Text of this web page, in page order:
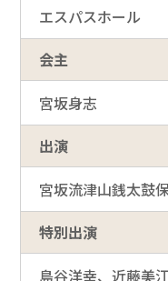
エスパスホール
会主
宮坂身志
出演
宮坂流津山銭太鼓
特別出演
島谷洋幸、近藤美